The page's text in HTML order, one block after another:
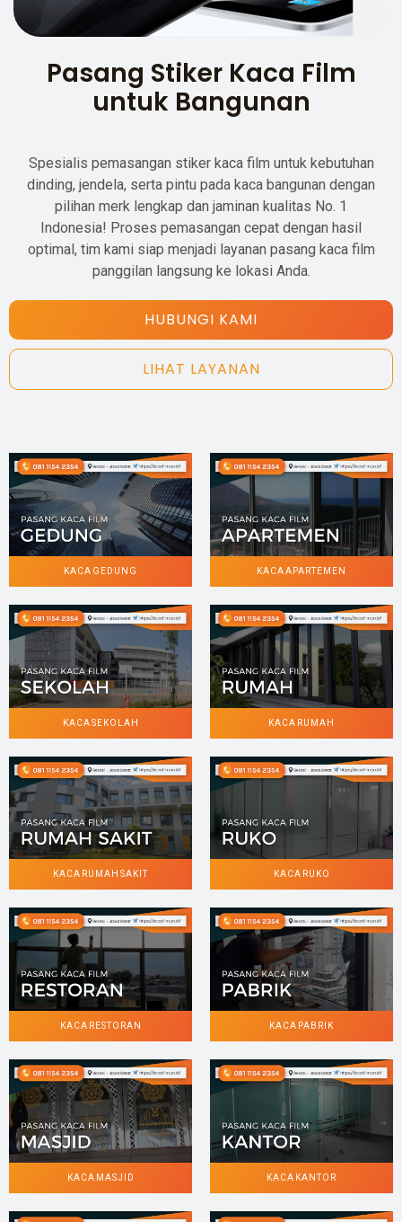
Pasang Stiker Kaca Film
untuk Bangunan
Spesialis pemasangan stiker kaca film untuk kebutuhan
dinding, jendela, serta pintu pada kaca bangunan dengan
pilihan merk lengkap dan jaminan kualitas No. 1
Indonesia! Proses pemasangan cepat dengan hasil
optimal, tim kami siap menjadi layanan pasang kaca film
panggilan langsung ke lokasi Anda.
HUBUNGI KAMI
LIHAT LAYANAN
KACA GEDUNG KACA APARTEMEN
KACA SEKOLAH KACA RUMAH
KACA RUMAH SAKIT KACA RUKO
KACA RESTORAN KACA PABRIK
KACA MASJID KACA KANTOR